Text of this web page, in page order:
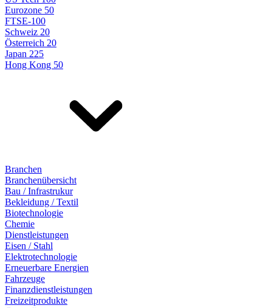
Eurozone 50
FTSE-100
Schweiz 20
Österreich 20
Japan 225
Hong Kong 50
Branchen
Branchenübersicht
Bau / Infrastrukur
Bekleidung / Textil
Biotechnologie
Chemie
Dienstleistungen
Eisen / Stahl
Elektrotechnologie
Erneuerbare Energien
Fahrzeuge
Finanzdienstleistungen
Freizeitprodukte